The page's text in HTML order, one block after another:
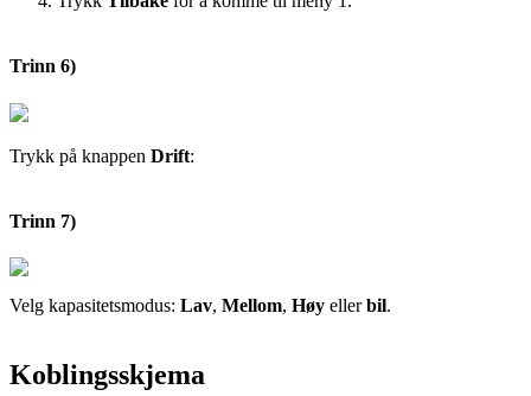
Trinn 6)
Trykk på knappen Drift:
Trinn 7)
Velg kapasitetsmodus: Lav, Mellom, Høy ellerbil.
Koblingsskjema